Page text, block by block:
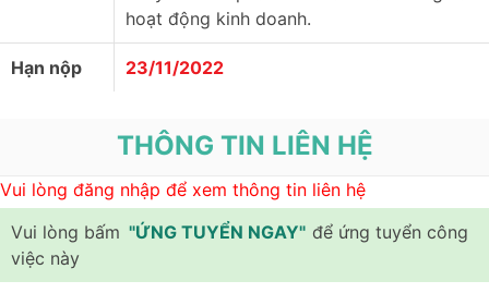
hoạt động kinh doanh.
Hạn nộp 23/11/2022
THÔNG TIN LIÊN HỆ
Vui lòng đăng nhập để xem thông tin liên hệ
Vui lòng bấm "ỨNG TUYỂN NGAY" để ứng tuyển công
việc này